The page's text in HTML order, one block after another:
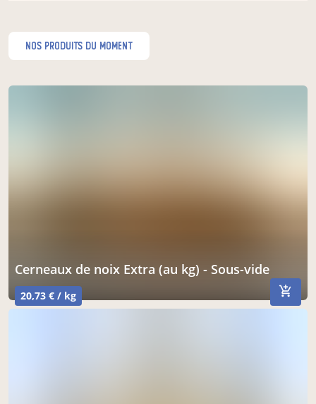
nos produits du moment
Cerneaux de noix Extra (au kg) - Sous-vide
20,73 € / kg